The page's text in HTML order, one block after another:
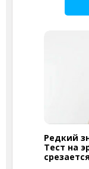
Редкий
Тест на